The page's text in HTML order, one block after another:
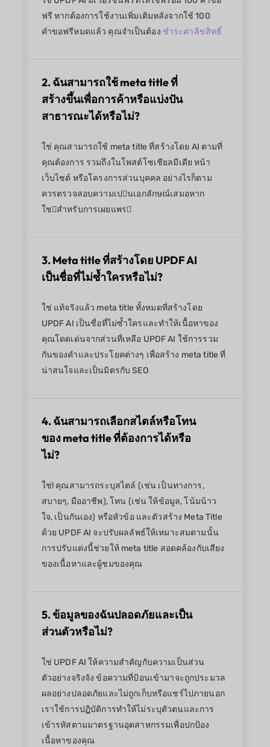
ฟรี หากต้องการใช้งานเพิ่มเติมหลังจากใช้ 100
คำขอฟรีหมดแล้ว คุณจำเป็นต้อง ชำระค่าลิขสิทธิ์
2. ฉันสามารถใช้ meta title ที่
สร้างขึ้นเพื่อการค้าหรือแบ่งปัน
สาธารณะได้หรือไม่?
ใช่ คุณสามารถใช้ meta title ที่สร้างโดย AI ตามที่
คุณต้องการ รวมถึงในโพสต์โซเชียลมีเดีย หน้า
เว็บไซต์ หรือโครงการส่วนบุคคล อย่างไรก็ตาม
ควรตรวจสอบความเปนเอกลักษณ์เสมอหาก
ใชสำหรับการเผยแพร
3. Meta title ที่สร้างโดย UPDF AI
เป็นชื่อที่ไม่ซ้ำใครหรือไม่?
ใช่ แท้จริงแล้ว meta title ทั้งหมดที่สร้างโดย
UPDF AI เป็นชื่อที่ไม่ซ้ำใครและทำให้เนื้อหาของ
คุณโดดเด่นจากส่วนที่เหลือ UPDF AI ใช้การรวม
กันของคำและประโยคต่างๆ เพื่อสร้าง meta title ที่
น่าสนใจและเป็นมิตรกับ SEO
4. ฉันสามารถเลือกสไตล์หรือโทน
ของ meta title ที่ต้องการได้หรือ
ไม่?
ใช่! คุณสามารถระบุสไตล์ (เช่น เป็นทางการ,
สบายๆ, มืออาชีพ), โทน (เช่น ให้ข้อมูล, โน้มน้าว
ใจ, เป็นกันเอง) หรือหัวข้อ และตัวสร้าง Meta Title
ด้วย UPDF AI จะปรับผลลัพธ์ให้เหมาะสมตามนั้น
การปรับแต่งนี้ช่วยให้ meta title สอดคล้องกับเสียง
ของเนื้อหาและผู้ชมของคุณ
5. ข้อมูลของฉันปลอดภัยและเป็น
ส่วนตัวหรือไม่?
ใช่ UPDF AI ให้ความสำคัญกับความเป็นส่วน
ตัวอย่างจริงจัง ข้อความที่ป้อนเข้ามาจะถูกประมวล
ผลอย่างปลอดภัยและไม่ถูกเก็บหรือแชร์ไปภายนอก
เราใช้การปฏิบัติการทำให้ไม่ระบุตัวตนและการ
เข้ารหัสตามมาตรฐานอุตสาหกรรมเพื่อปกป้อง
เนื้อหาของคุณ